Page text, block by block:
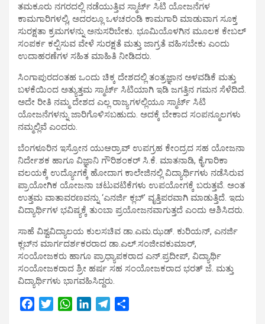
ತಮಕೂರು ನಗರದಲ್ಲಿ ನಡೆಯುತ್ತಿವ ಸ್ಮಾರ್ಟ್ ಸಿಟಿ ಯೋಜನೆಗಳ
ಕಾಮಗಾರಿಗಳಲ್ಲಿ, ಅದರಲ್ಲೂ ಒಳಚರಂಡಿ ಕಾಮಗಾರಿ ಮಾಡುವಾಗ ಸೂಕ್ತ
ಸುರಕ್ಷತಾ ಕ್ರಮಗಳನ್ನು ಅನುಸರಿಬೇಕು. ಭೂಮಿಯೊಳಗಿನ ಮೂಲಕ ಕೇಬಲ್
ಸಂಪರ್ಕ ಕಲ್ಪಿಸುವ ವೇಳೆ ಸುರಕ್ಷತೆ ಮತ್ತು ಜಾಗ್ರತೆ ವಹಿಸಬೇಕು ಎಂದು
ಉದಾಹರಣೆಗಳ ಸಹಿತ ಮಾಹಿತಿ ನೀಡಿದರು.
ಸಿಂಗಾಪುರದಂತಹ ಒಂದು ಚಿಕ್ಕ ದೇಶದಲ್ಲಿ ತಂತ್ರಜ್ಞಾನ ಅಳವಡಿಕೆ ಮತ್ತು
ಬಳಕೆಯಿಂದ ಅತ್ಯುತ್ತಮ ಸ್ಮಾರ್ಟ್ ಸಿಟಿಯಾಗಿ ಇಡಿ ಜಗತ್ತಿನ ಗಮನ ಸೆಳೆದಿದೆ.
ಅದೇ ರೀತಿ ನಮ್ಮ ದೇಶದ ಎಲ್ಲ ರಾಜ್ಯಗಳಲ್ಲಿಯೂ ಸ್ಮಾರ್ಟ್ ಸಿಟಿ
ಯೋಜನೆಗಳನ್ನು ಜಾರಿಗೊಳಿಸಬಹುದು. ಅದಕ್ಕೆ ಬೇಕಾದ ಸಂಪನ್ಮೂಲಗಳು
ನಮ್ಮಲ್ಲಿವೆ ಎಂದರು.
ಬೆಂಗಳೂರಿನ ಇಸ್ರೋನ ಯುಆರ್‍ರಾವ್ ಉಪಗ್ರಹ ಕೇಂದ್ರದ ಸಹ ಯೋಜನಾ
ನಿರ್ದೇಶಕ ಹಾಗೂ ವಿಜ್ಞಾನಿ ಗೌರಿಶಂಕರ್ ಸಿ.ಕೆ. ಮಾತನಾಡಿ, ಕೈಗಾರಿಕಾ
ವಲಯಕ್ಕೆ ಉದ್ಯೋಗಕ್ಕೆ ಹೋದಾಗ ಕಾಲೇಜಿನಲ್ಲಿ ವಿದ್ಯಾರ್ಥಿಗಳು ನಡೆಸಿರುವ
ಪ್ರಾಯೋಗಿಕ ಯೋಜನಾ ಚಟುವಟಿಕೆಗಳು ಉಪಯೋಗಕ್ಕೆ ಬರುತ್ತವೆ. ಅಂತ
ಉತ್ತಮ ವಾತಾವರಣವನ್ನು ‘ಎನರ್ಜಿ ಕ್ಲಬ್’ ವೃತ್ತಿಪರವಾಗಿ ಮಾಡುತ್ತಿದೆ. ಇದು
ವಿದ್ಯಾರ್ಥಿಗಳ ಭವಿಷ್ಯಕ್ಕೆ ತುಂಬಾ ಪ್ರಯೋಜನವಾಗುತ್ತದೆ ಎಂದು ಆಶಿಸಿದರು.
ಸಾಹೆ ವಿಶ್ವವಿದ್ಯಾಲಯ ಕುಲಸಚಿವ ಡಾ.ಎಮ.ಝಡ್. ಕುರಿಯನ್, ಎನರ್ಜಿ
ಕ್ಲಬ್‍ನ ಮಾರ್ಗದರ್ಶಕರರಾದ ಡಾ.ಎಲ್.ಸಂಜೀವಕುಮಾರ್,
ಸಂಯೋಜಕರು ಹಾಗೂ ಪ್ರಾಧ್ಯಾಪಕರಾದ ಎನ್.ಪ್ರದೀಪ್, ವಿದ್ಯಾರ್ಥಿ
ಸಂಯೋಜಕರಾದ ಶ್ರೀ ಹರ್ಷ ಸಹ ಸಂಯೋಜಕರಾದ ಭರತ್ ಜೆ. ಮತ್ತು
ವಿದ್ಯಾರ್ಥಿಗಳು ಭಾಗವಹಿಸಿದ್ದರು.
W